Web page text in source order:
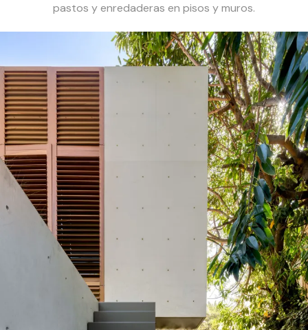
pastos y enredaderas en pisos y muros.